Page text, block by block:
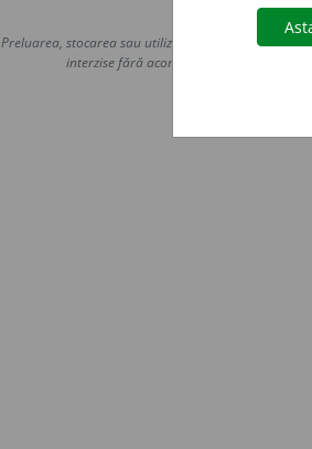
Copyright
Preluarea, stocarea sau utilizarea datelor de pe
interzise fără acordul nostru prealabil